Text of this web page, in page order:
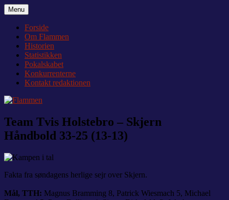
Videre
til
indhold
Flammen
Nyheder og debat om Team Tvis Holstebro
Menu
Forside
Om Flammen
Historien
Statistikken
Pokalskabet
Konkurrenterne
Kontakt redaktionen
Team Tvis Holstebro – Skjern
Håndbold 33-25 (13-13)
Fakta fra søndagens herlige sejr over Skjern.
Mål, TTH: Magnus Bramming 8, Patrick Wiesmach 5, Michael